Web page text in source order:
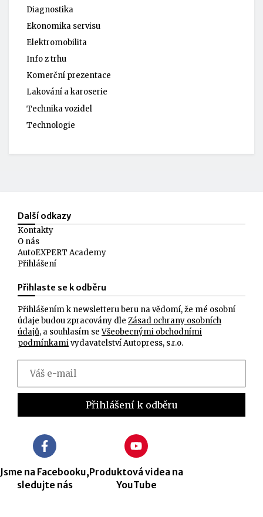
Diagnostika
Ekonomika servisu
Elektromobilita
Info z trhu
Komerční prezentace
Lakování a karoserie
Technika vozidel
Technologie
Další odkazy
Kontakty
O nás
AutoEXPERT Academy
Přihlášení
Přihlaste se k odběru
Přihlášením k newsletteru beru na vědomí, že mé osobní
údaje budou zpracovány dle Zásad ochrany osobních
údajů, a souhlasím seVšeobecnými obchodními
podmínkamivydavatelství Autopress, s.r.o.
Jsme na Facebooku,
sledujte nás
Produktová videa na
YouTube